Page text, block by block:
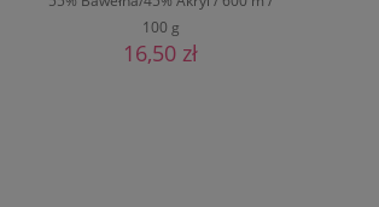
100 g
16,50 zł